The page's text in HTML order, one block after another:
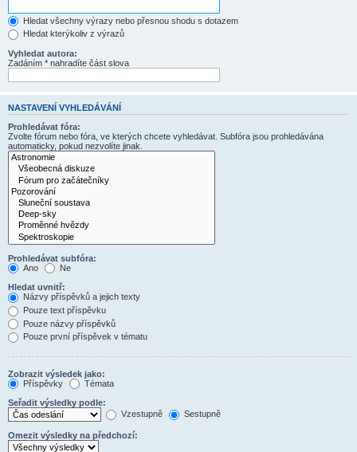
Hledat všechny výrazy nebo přesnou shodu s dotazem
Hledat kterýkoliv z výrazů
Vyhledat autora:
Zadáním * nahradíte část slova
NASTAVENÍ VYHLEDÁVÁNÍ
Prohledávat fóra:
Zvolte fórum nebo fóra, ve kterých chcete vyhledávat. Subfóra jsou prohledávána
automaticky, pokud nezvolíte jinak.
Prohledávat subfóra:
Ano
Ne
Hledat uvnitř:
Názvy příspěvků a jejich texty
Pouze text příspěvku
Pouze názvy příspěvků
Pouze první příspěvek v tématu
Zobrazit výsledek jako:
Příspěvky
Témata
Seřadit výsledky podle:
Vzestupně
Sestupně
Omezit výsledky na předchozí: